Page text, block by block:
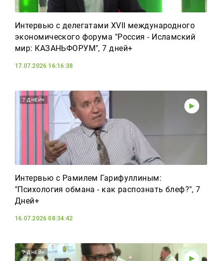
Интервью с делегатами XVII международного
экономического форума "Россия - Исламский
мир: КАЗАНЬФОРУМ", 7 дней+
17.07.2026 16:16:38
7 ДНЕЙ+
Интервью с Рамилем Гарифуллиным:
"Психология обмана - как распознать блеф?", 7
Дней+
16.07.2026 08:34:42
7 ДНЕЙ+